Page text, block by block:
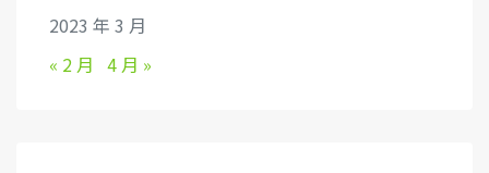
2023 年 3 月
« 2 月 4 月 »